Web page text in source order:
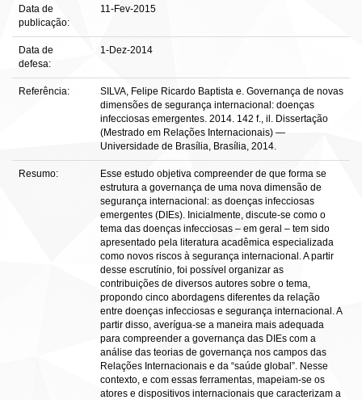
Data de
publicação:
11-Fev-2015
Data de
defesa:
1-Dez-2014
Referência:
SILVA, Felipe Ricardo Baptista e. Governança de novas
dimensões de segurança internacional: doenças
infecciosas emergentes. 2014. 142 f., il. Dissertação
(Mestrado em Relações Internacionais) —
Universidade de Brasília, Brasília, 2014.
Resumo:
Esse estudo objetiva compreender de que forma se
estrutura a governança de uma nova dimensão de
segurança internacional: as doenças infecciosas
emergentes (DIEs). Inicialmente, discute-se como o
tema das doenças infecciosas – em geral – tem sido
apresentado pela literatura acadêmica especializada
como novos riscos à segurança internacional. A partir
desse escrutínio, foi possível organizar as
contribuições de diversos autores sobre o tema,
propondo cinco abordagens diferentes da relação
entre doenças infecciosas e segurança internacional. A
partir disso, averígua-se a maneira mais adequada
para compreender a governança das DIEs com a
análise das teorias de governança nos campos das
Relações Internacionais e da “saúde global”. Nesse
contexto, e com essas ferramentas, mapeiam-se os
atores e dispositivos internacionais que caracterizam a